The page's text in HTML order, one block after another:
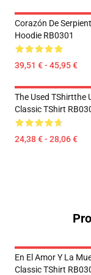
Corazón De
Hoodie RB0301
39,51 € - 45,95 €
The Used TShirtthe
Classic TShirt
24,38 € - 28,06 €
En El Amor Y La
Classic TShirt